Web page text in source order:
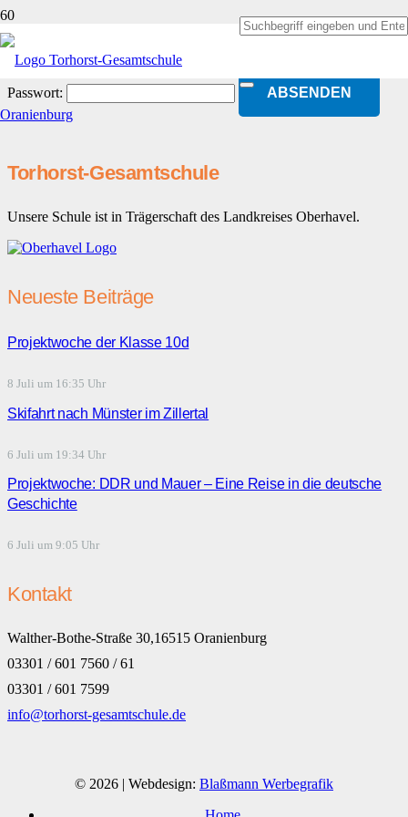
Dieser Inhalt ist passwortgeschützt. Bitte gib unten das Passwort ein,
um ihn anzeigen zu können.
Passwort:
Torhorst-Gesamtschule
Unsere Schule ist in Trägerschaft des Landkreises Oberhavel.
Neueste Beiträge
Projektwoche der Klasse 10d
8 Juli um 16:35 Uhr
Skifahrt nach Münster im Zillertal
6 Juli um 19:34 Uhr
Projektwoche: DDR und Mauer – Eine Reise in die deutsche
Geschichte
6 Juli um 9:05 Uhr
Kontakt
Walther-Bothe-Straße 30,16515 Oranienburg
03301 / 601 7560 / 61
03301 / 601 7599
info@torhorst-gesamtschule.de
© 2026 | Webdesign: Blaßmann Werbegrafik